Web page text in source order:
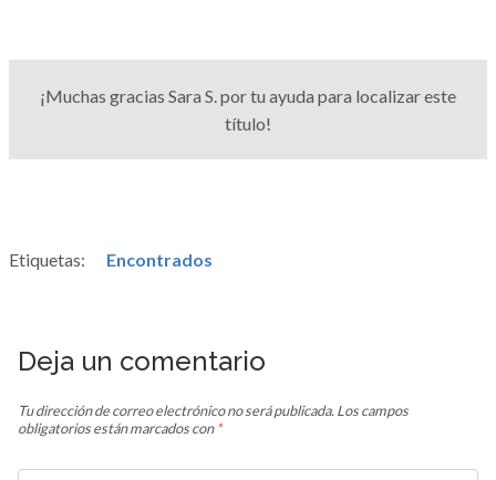
¡Muchas gracias Sara S. por tu ayuda para localizar este
título!
Etiquetas: Encontrados
Deja un comentario
Tu dirección de correo electrónico no será publicada. Los campos
obligatorios están marcados con*